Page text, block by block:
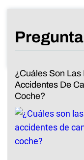
¿Cuáles Son
Accidentes De
Coche?